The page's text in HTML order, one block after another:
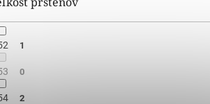
1
0
2